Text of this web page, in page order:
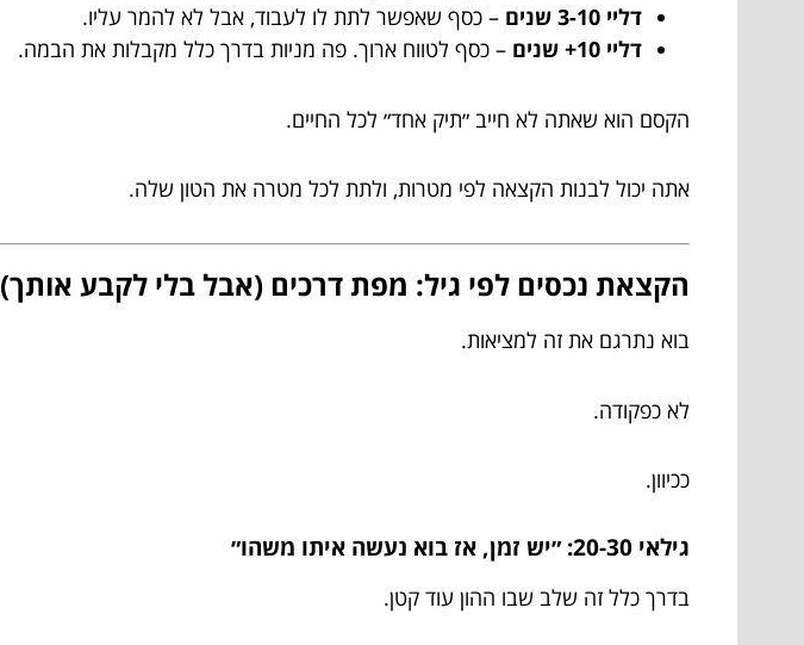
דליי 3-10 שנים
– כסף שאפשר לתת לו לעבוד, אבל לא להמר עליו.
דליי 10+ שנים
– כסף לטווח ארוך. פה מניות בדרך כלל מקבלות את הבמה.
הקסם הוא שאתה לא חייב ״תיק אחד״ לכל החיים.
אתה יכול לבנות הקצאה לפי מטרות, ולתת לכל מטרה את הטון שלה.
הקצאת נכסים לפי גיל: מפת דרכים (אבל בלי לקבע אותך)
בוא נתרגם את זה למציאות.
לא כפקודה.
ככיוון.
גילאי 20-30: ״יש זמן, אז בוא נעשה איתו משהו״
בדרך כלל זה שלב שבו ההון עוד קטן.